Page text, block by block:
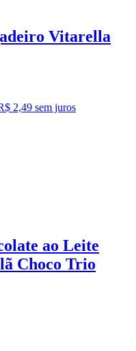
Vitarella
2,49 sem juros
ao Leite
Choco Trio